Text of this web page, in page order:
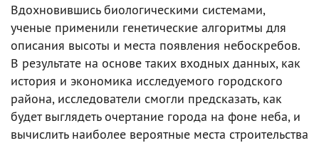
Вдохновившись биологическими системами,
ученые применили генетические алгоритмы для
описания высоты и места появления небоскребов.
В результате на основе таких входных данных, как
история и экономика исследуемого городского
района, исследователи смогли предсказать, как
будет выглядеть очертание города на фоне неба, и
вычислить наиболее вероятные места строительства